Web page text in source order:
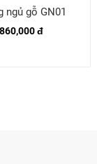
ngủ gỗ GN01
đ